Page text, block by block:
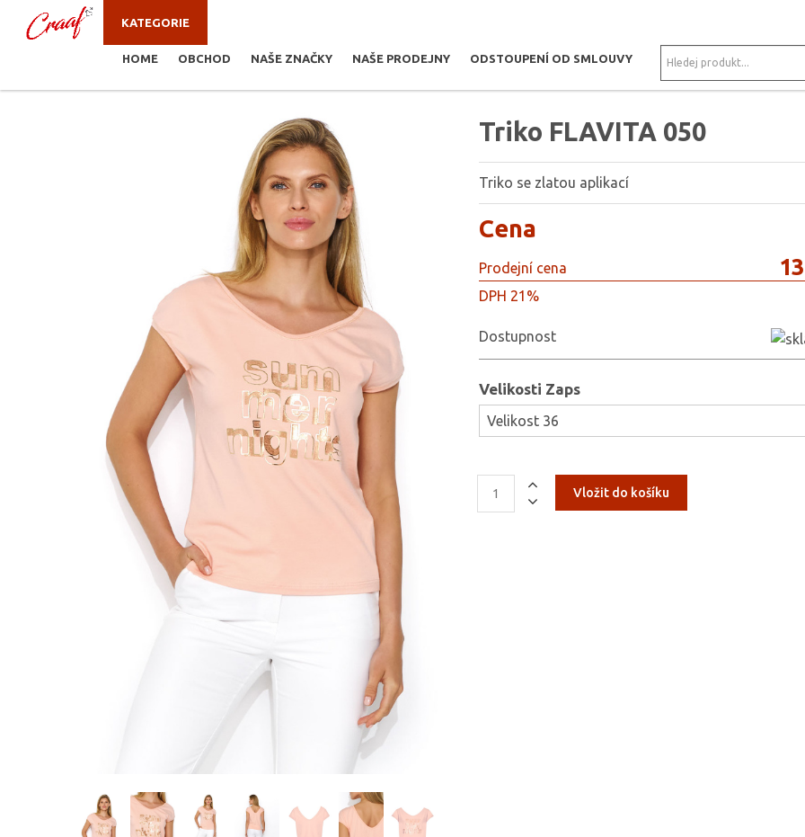
KATEGORIE
HOME OBCHOD NAŠE ZNAČKY NAŠE PRODEJNY ODSTOUPENÍ OD SMLOUVY
TRIKO FLAVITA 050
Triko FLAVITA 050
Triko se zlatou aplikací
Cena
Prodejní cena
DPH 21%
Dostupnost
Velikosti Zaps